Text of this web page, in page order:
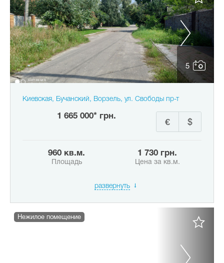
5
Киевская, Бучанский, Ворзель, ул. Свободы пр-т
1 665 000* грн.
$
€
960 кв.м.
Площадь
1 730 грн.
Цена за кв.м.
развернуть
Нежилое помещение